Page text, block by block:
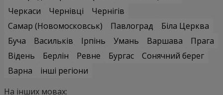
Черкаси
Чернівці
Чернігів
Самар (Новомосковськ)
Павлоград
Біла Церква
Буча
Васильків Ірпінь Умань Варшава
Прага
Відень
Берлін Ревне Бургас
Сонячний берег
Варна
інші регіони
На інших мовах: